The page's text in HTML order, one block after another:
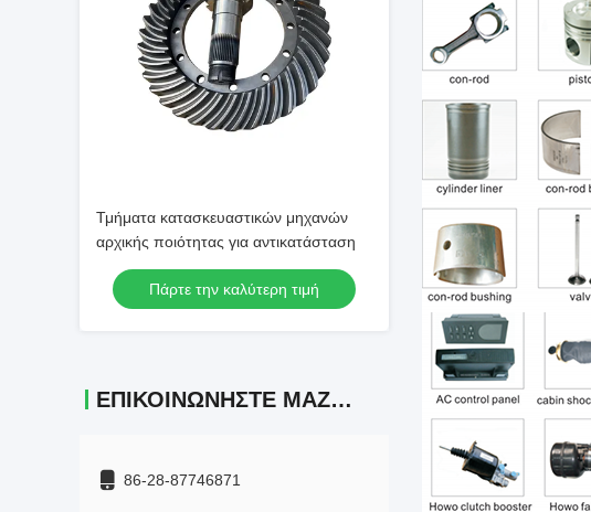
Τμήματα κατασκευαστικών μηχανών
αρχικής ποιότητας για αντικατάσταση
Πάρτε την καλύτερη τιμή
ΕΠΙΚΟΙΝΩΝΉΣΤΕ ΜΑΖΊ ΜΑΣ
86-28-87746871